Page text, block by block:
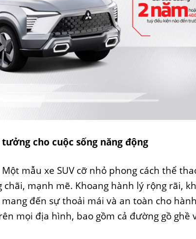
cho cuộc sống năng động
Một mẫu xe SUV cỡ nhỏ phong cách thể
mạnh mẽ. Khoang hành lý rộng rãi,
đến sự thoải mái và an toàn cho
mọi địa hình, bao gồm cả đường gồ ghề